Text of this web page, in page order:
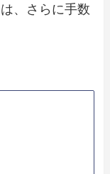
、さらに手数